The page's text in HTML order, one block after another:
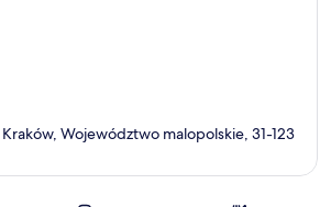
Województwo malopolskie, 31-123